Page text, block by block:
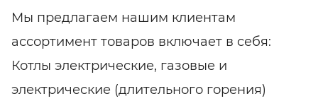
Мы предлагаем нашим клиентам
ассортимент товаров включает в себя:
Котлы электрические, газовые и
электрические (длительного горения)